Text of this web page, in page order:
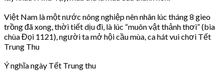
Việt Nam là một nước nông nghiệp nên nhân lúc tháng 8 gieo
trồng đã xong, thời tiết dịu đi, là lúc “muôn vật thảnh thơi” (bia
chùa Đọi 1121), người ta mở hội cầu mùa, ca hát vui chơi Tết
Trung Thu
Ý nghĩa ngày Tết Trung thu